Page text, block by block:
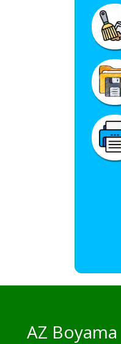
AZ Boyama